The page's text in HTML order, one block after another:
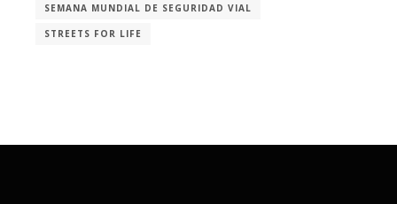
SEMANA MUNDIAL DE SEGURIDAD VIAL
STREETS FOR LIFE